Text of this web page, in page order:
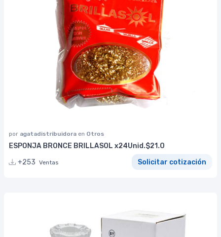
por agatadistribuidora en Otros
ESPONJA BRONCE BRILLASOL x24Unid.$21.0
+253 Ventas Solicitar cotización